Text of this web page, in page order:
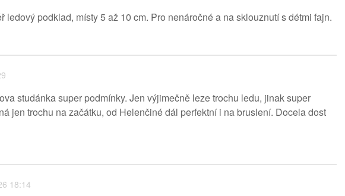
ledový podklad, místy 5 až 10 cm. Pro nenáročné a na sklouznutí s détmi fajn.
studánka super podmínky. Jen výjimečně leze trochu ledu, jinak super
jen trochu na začátku, od Helenčiné dál perfektní i na bruslení. Docela dost
18:14